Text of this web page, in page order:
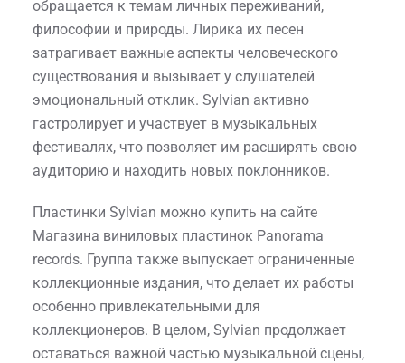
обращается к темам личных переживаний,
философии и природы. Лирика их песен
затрагивает важные аспекты человеческого
существования и вызывает у слушателей
эмоциональный отклик. Sylvian активно
гастролирует и участвует в музыкальных
фестивалях, что позволяет им расширять свою
аудиторию и находить новых поклонников.
Пластинки Sylvian можно купить на сайте
Магазина виниловых пластинок Panorama
records. Группа также выпускает ограниченные
коллекционные издания, что делает их работы
особенно привлекательными для
коллекционеров. В целом, Sylvian продолжает
оставаться важной частью музыкальной сцены,